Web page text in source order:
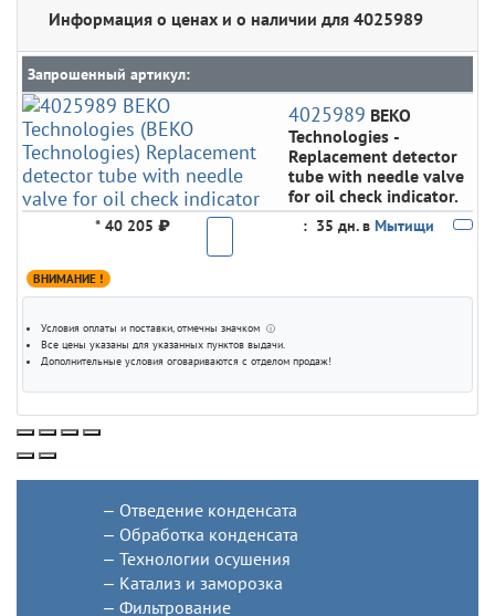
Информация о ценах и о наличии для 4025989
Запрошенный артикул:
4025989 BEKO
Technologies-
Replacement detector
tube with needle valve
for oil check indicator.
* 40 205 ₽ : 35 дн. в Мытищи
ВНИМАНИЕ !
Условия оплаты и поставки, отмечны значком ⓘ
Все цены указаны для указанных пунктов выдачи.
Дополнительные условия оговариваются с отделом продаж!
Отведение конденсата
Обработка конденсата
Технологии осушения
Катализ и заморозка
Фильтрование